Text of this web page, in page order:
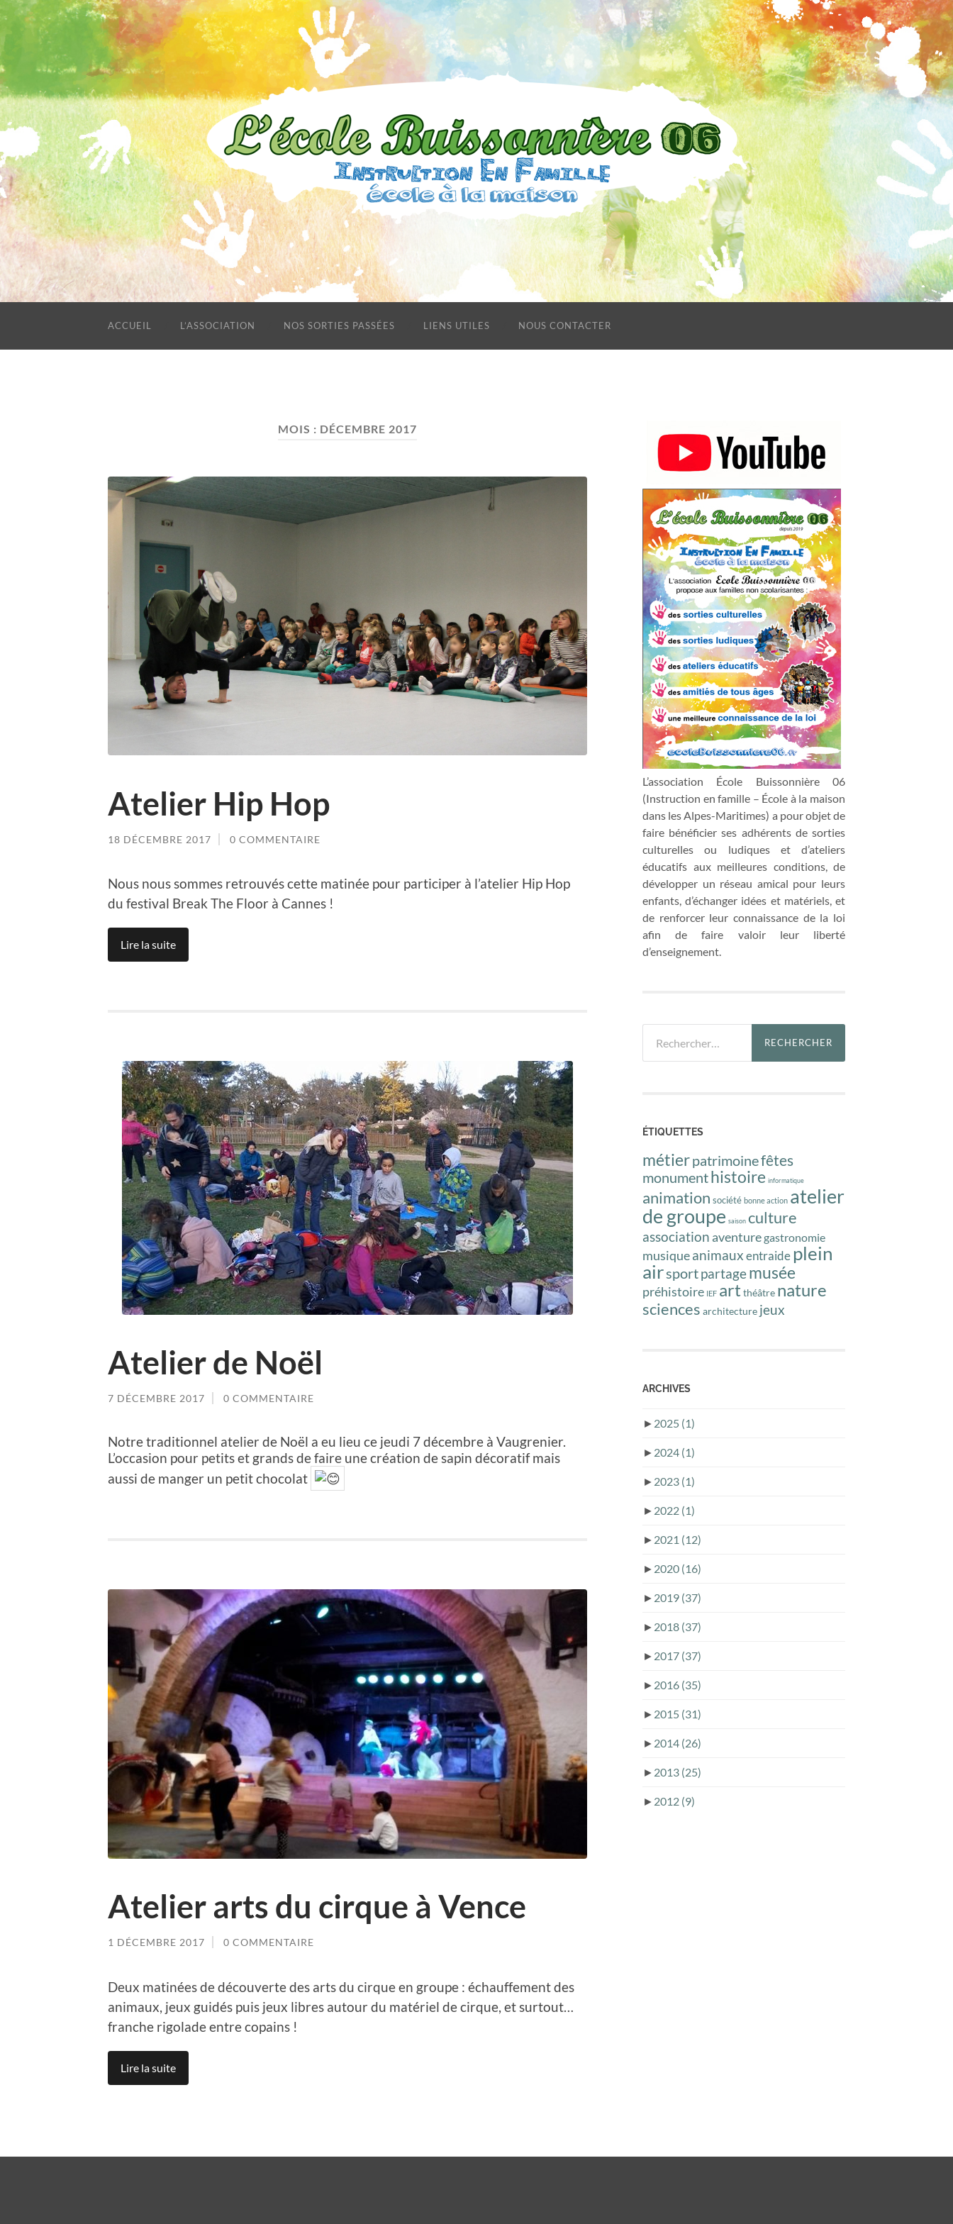
Buissonnière
ACCUEIL L’ASSOCIATION NOS SORTIES PASSÉES LIENS UTILES NOUS CONTACTER
MOIS : DÉCEMBRE 2017
Atelier Hip Hop
18 DÉCEMBRE 2017 0 COMMENTAIRE
Nous nous sommes retrouvés cette matinée pour participer à l’atelier Hip Hop
du festival Break The Floor à Cannes !
Lire la suite
Atelier de Noël
7 DÉCEMBRE 2017 0 COMMENTAIRE
Notre traditionnel atelier de Noël a eu lieu ce jeudi 7 décembre à Vaugrenier.
L’occasion pour petits et grands de faire une création de sapin décoratif mais
aussi de manger un petit chocolat
Atelier arts du cirque à Vence
1 DÉCEMBRE 2017 0 COMMENTAIRE
Deux matinées de découverte des arts du cirque en groupe : échauffement des
animaux, jeux guidés puis jeux libres autour du matériel de cirque, et surtout…
franche rigolade entre copains !
Lire la suite
L’association École Buissonnière 06
(Instruction en famille – École à la maison
dans les Alpes-Maritimes) a pour objet de
faire bénéficier ses adhérents de sorties
culturelles ou ludiques et d’ateliers
éducatifs aux meilleures conditions, de
développer un réseau amical pour leurs
enfants, d’échanger idées et matériels, et
de renforcer leur connaissance de la loi
afin de faire valoir leur liberté
d’enseignement.
ÉTIQUETTES
métierpatrimoinefêtes
monumenthistoire informatique
animation société bonne action atelier
de groupe saison culture
association aventure gastronomie
musiqueanimauxentraide plein
airsportpartagemusée
préhistoire IEF art théâtre nature
sciences architecture jeux
ARCHIVES
► 2025 (1)
► 2024 (1)
► 2023 (1)
► 2022 (1)
► 2021 (12)
► 2020 (16)
► 2019 (37)
► 2018 (37)
► 2017 (37)
► 2016 (35)
► 2015 (31)
► 2014 (26)
► 2013 (25)
► 2012 (9)